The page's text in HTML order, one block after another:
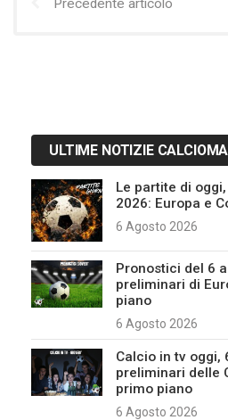
Precedente articolo
ULTIME NOTIZIE
Le partite di
2026: Europa e
6 Agosto 2026
Pronostici del 6
preliminari di
piano
6 Agosto 2026
Calcio in tv oggi,
preliminari delle
primo piano
6 Agosto 2026